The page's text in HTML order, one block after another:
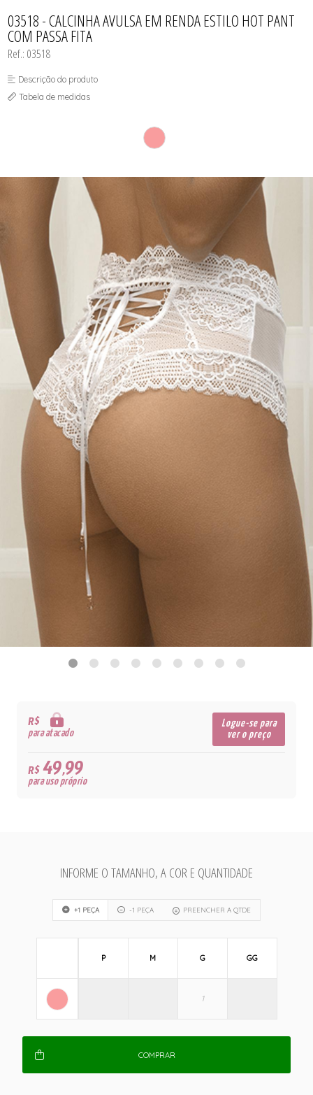
CONJUNTO
CONJUNTO BIQUÍNI
MAIÔ
TOP
03518 - CALCINHA AVULSA EM RENDA ESTILO HOT PANT
COM PASSA FITA
Ref.: 03518
Descrição do produto
Tabela de medidas
R$
para atacado
Logue-se para
ver o preço
R$49,99
para uso próprio
INFORME O TAMANHO, A COR E QUANTIDADE
+1 PEÇA -1 PEÇA PREENCHER A QTDE
P M G GG
COMPRAR